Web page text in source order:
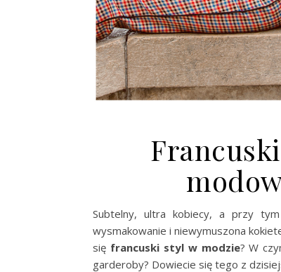
Subtelny, ultra kobiecy, a przy tym
wysmakowanie i niewymuszona
się francuski styl w modzie? W
garderoby? Dowiecie się tego z